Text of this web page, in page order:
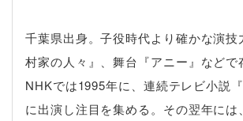
千葉県出身。子役時代より確かな演技
村家の人々』、舞台『アニー』などで
NHKでは1995年に、連続テレビ小説『
に出演し注目を集める。その翌年に